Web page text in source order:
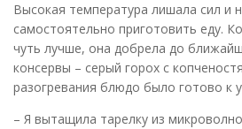
Высокая температура лишала сил и
самостоятельно приготовить еду.
чуть лучше, она добрела до
консервы – серый горох с
разогревания блюдо было готово к
– Я вытащила тарелку из